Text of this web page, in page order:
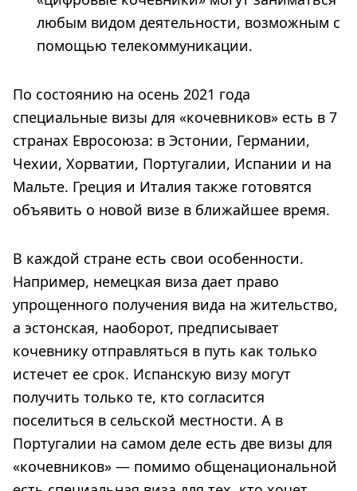
любым видом деятельности, возможным с
помощью телекоммуникации.
По состоянию на осень 2021 года
специальные визы для «кочевников» есть в 7
странах Евросоюза: в Эстонии, Германии,
Чехии, Хорватии, Португалии, Испании и на
Мальте. Греция и Италия также готовятся
объявить о новой визе в ближайшее время.
В каждой стране есть свои особенности.
Например, немецкая виза дает право
упрощенного получения вида на жительство,
а эстонская, наоборот, предписывает
кочевнику отправляться в путь как только
истечет ее срок. Испанскую визу могут
получить только те, кто согласится
поселиться в сельской местности. А в
Португалии на самом деле есть две визы для
«кочевников» — помимо общенациональной